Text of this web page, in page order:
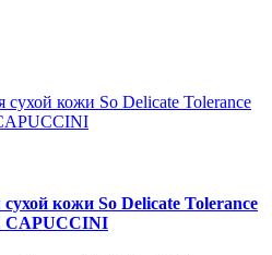
кожи So Delicate Tolerance
CAPUCCINI